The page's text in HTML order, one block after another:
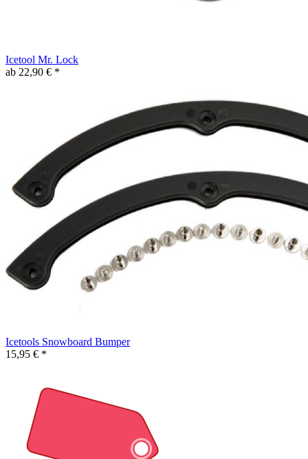
Icetool Mr. Lock
ab 22,90 € *
Icetools Snowboard Bumper
15,95 € *